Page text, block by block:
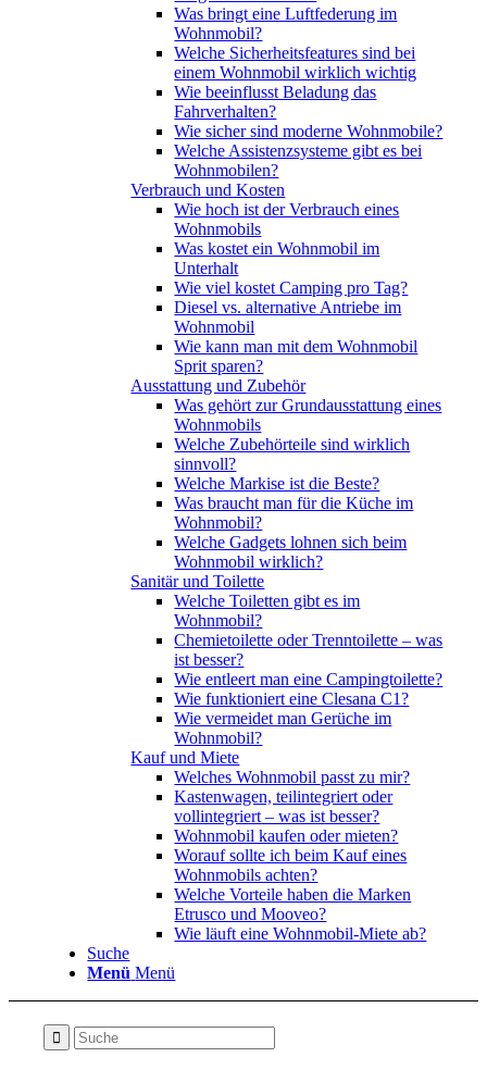
Was bringt eine Luftfederung im
Wohnmobil?
Welche Sicherheitsfeatures sind bei
einem Wohnmobil wirklich wichtig
Wie beeinflusst Beladung das
Fahrverhalten?
Wie sicher sind moderne Wohnmobile?
Welche Assistenzsysteme gibt es bei
Wohnmobilen?
Verbrauch und Kosten
Wie hoch ist der Verbrauch eines
Wohnmobils
Was kostet ein Wohnmobil im
Unterhalt
Wie viel kostet Camping pro Tag?
Diesel vs. alternative Antriebe im
Wohnmobil
Wie kann man mit dem Wohnmobil
Sprit sparen?
Ausstattung und Zubehör
Was gehört zur Grundausstattung eines
Wohnmobils
Welche Zubehörteile sind wirklich
sinnvoll?
Welche Markise ist die Beste?
Was braucht man für die Küche im
Wohnmobil?
Welche Gadgets lohnen sich beim
Wohnmobil wirklich?
Sanitär und Toilette
Welche Toiletten gibt es im
Wohnmobil?
Chemietoilette oder Trenntoilette – was
ist besser?
Wie entleert man eine Campingtoilette?
Wie funktioniert eine Clesana C1?
Wie vermeidet man Gerüche im
Wohnmobil?
Kauf und Miete
Welches Wohnmobil passt zu mir?
Kastenwagen, teilintegriert oder
vollintegriert – was ist besser?
Wohnmobil kaufen oder mieten?
Worauf sollte ich beim Kauf eines
Wohnmobils achten?
Welche Vorteile haben die Marken
Etrusco und Mooveo?
Wie läuft eine Wohnmobil-Miete ab?
Suche
Menü Menü